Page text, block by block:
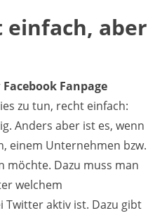
einfach, aber
Facebook Fanpage
zu tun, recht einfach:
Anders aber ist es, wenn
einem Unternehmen bzw.
möchte. Dazu muss man
welchem
Twitter aktiv ist. Dazu gibt